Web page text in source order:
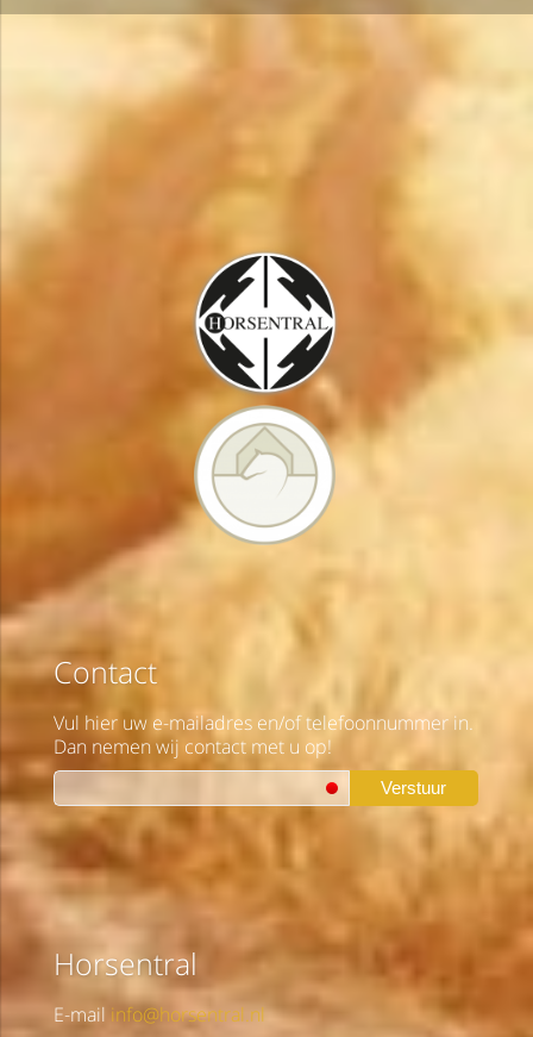
Contact
Vul hier uw e-mailadres en/of telefoonnummer in.
Dan nemen wij contact met u op!
Verstuur
Horsentral
E-mail info@horsentral.nl